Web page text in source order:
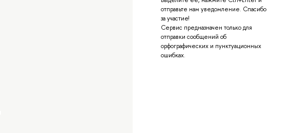
отправьте нам уведомление. Спасибо
за участие!
Сервис предназначен только для
отправки сообщений об
орфографических и пунктуационных
ошибках.